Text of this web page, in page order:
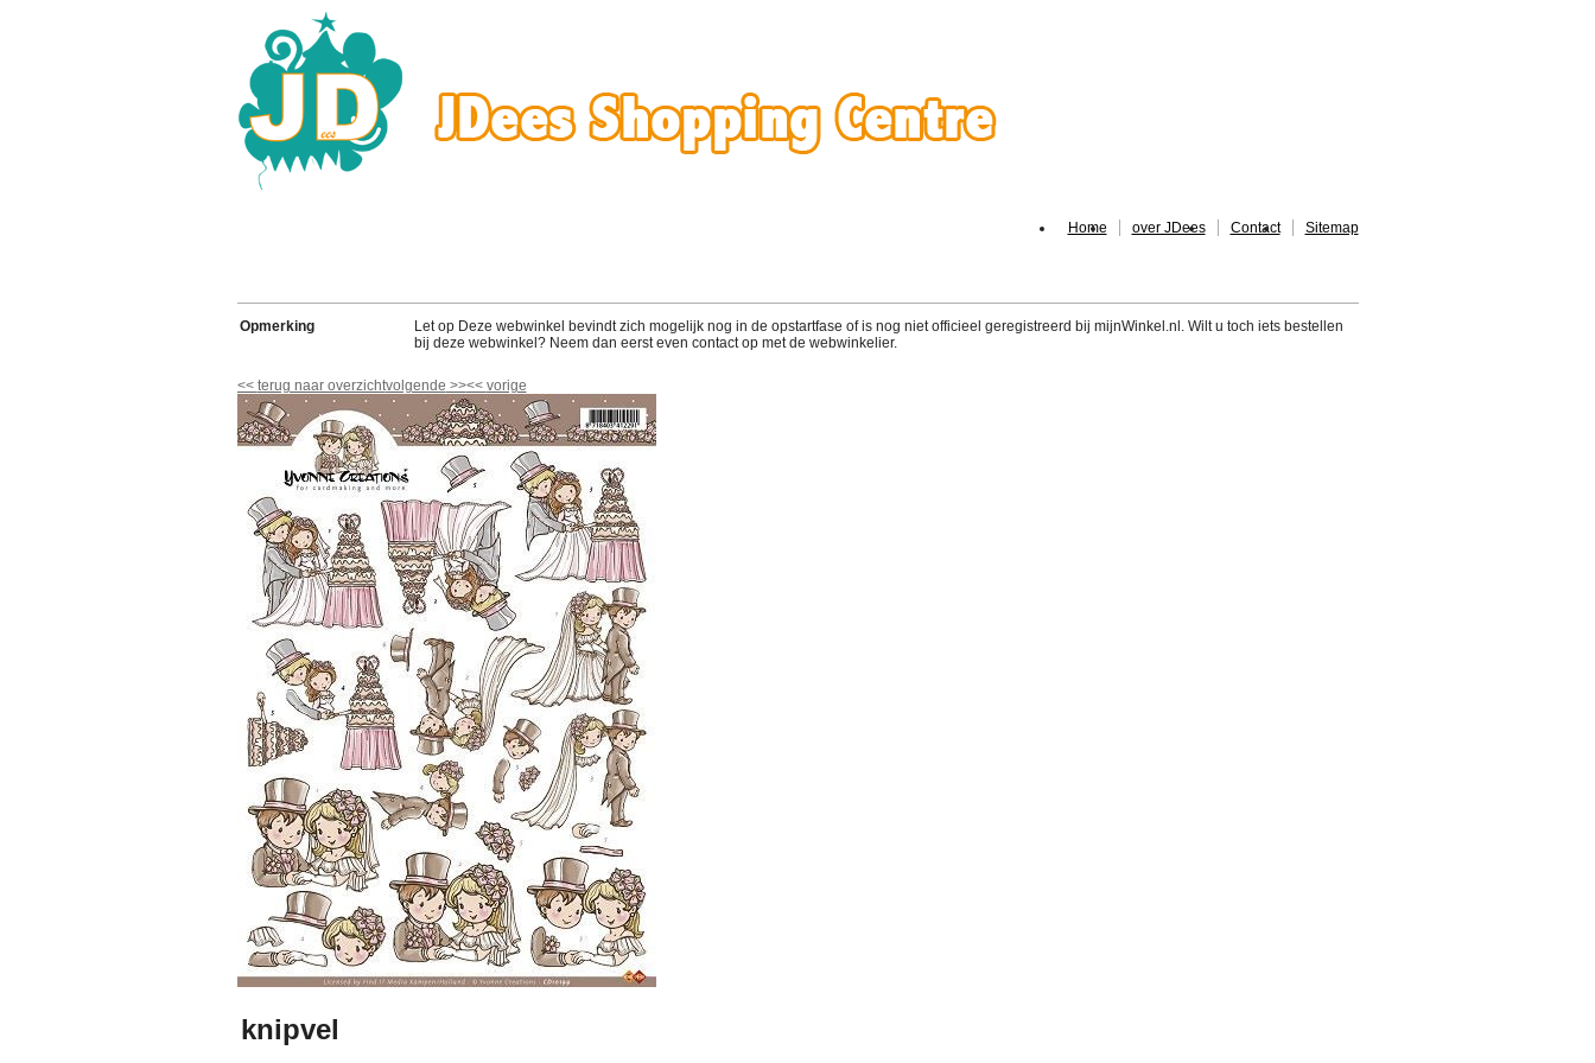
Home over JDees Contact Sitemap
Opmerking
Let op Deze webwinkel bevindt zich mogelijk nog in de opstartfase of is nog niet officieel geregistreerd bij mijnWinkel.nl. Wilt u toch iets bestellen
bij deze webwinkel? Neem dan eerst even contact op met de webwinkelier.
<< terug naar overzichtvolgende >><< vorige
knipvel